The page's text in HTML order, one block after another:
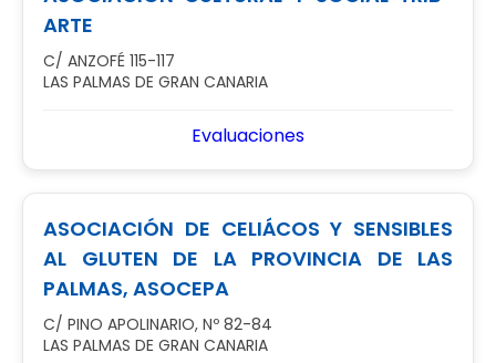
ARTE
C/ ANZOFÉ 115-117
LAS PALMAS DE GRAN CANARIA
Evaluaciones
ASOCIACIÓN DE CELIÁCOS Y SENSIBLES
AL GLUTEN DE LA PROVINCIA DE LAS
PALMAS, ASOCEPA
C/ PINO APOLINARIO, Nº 82-84
LAS PALMAS DE GRAN CANARIA